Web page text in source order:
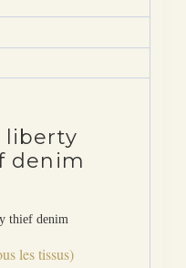
liberty
denim
thief denim
les tissus)